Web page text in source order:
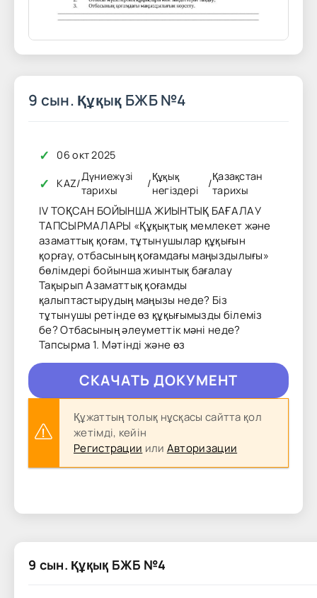
9 сын. Құқық БЖБ №4
✓ 06 окт 2025
✓ KAZ/
Дүниежүзі
тарихы
/
Құқық
негіздері
/
Қазақстан
тарихы
IV ТОҚСАН БОЙЫНША ЖИЫНТЫҚ БАҒАЛАУ
ТАПСЫРМАЛАРЫ «Құқықтық мемлекет және
азаматтық қоғам, тұтынушылар құқығын
қорғау, отбасының қоғамдағы маңыздылығы»
бөлімдері бойынша жиынтық бағалау
Тақырып Азаматтық қоғамды
қалыптастырудың маңызы неде? Біз
тұтынушы ретінде өз құқығымызды білеміз
бе? Отбасының әлеуметтік мәні неде?
Тапсырма 1. Мәтінді және өз
CКAЧAТЬ ДОКУМЕНТ
Құжаттың толық нұсқасы сайтта қол
жетімді, кейін
Регистрации или Авторизации
9 сын. Құқық БЖБ №4